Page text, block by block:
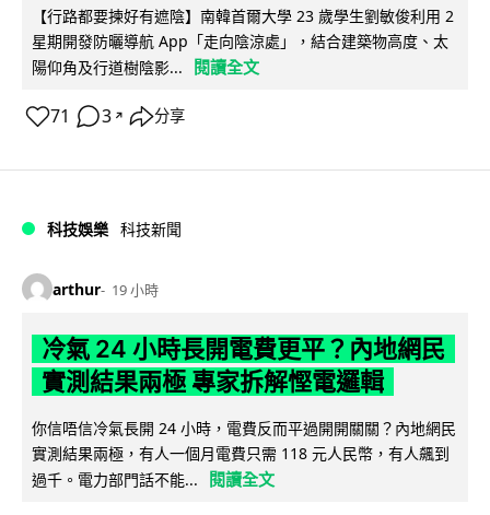
【行路都要揀好有遮陰】南韓首爾大學 23 歲學生劉敏俊利用 2
星期開發防曬導航 App「走向陰涼處」，結合建築物高度、太
陽仰角及行道樹陰影...
閱讀全文
71 3 ↗ 分享
科技娛樂 科技新聞
arthur 19 小時
冷氣 24 小時長開電費更平？內地網民
實測結果兩極 專家拆解慳電邏輯
你信唔信冷氣長開 24 小時，電費反而平過開開關關？內地網民
實測結果兩極，有人一個月電費只需 118 元人民幣，有人飆到
過千。電力部門話不能...
閱讀全文